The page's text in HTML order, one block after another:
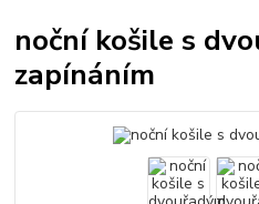
noční košile s
zapínáním